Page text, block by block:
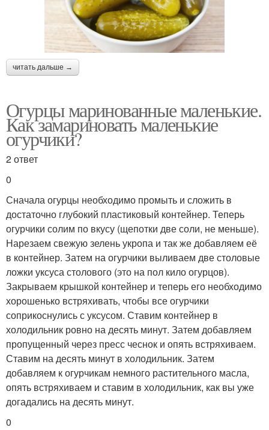
читать дальше →
Огурцы маринованные маленькие.
Как замариновать маленькие
огурчики?
2 ответ
0
Сначала огурцы необходимо промыть и сложить в
достаточно глубокий пластиковый контейнер. Теперь
огурчики солим по вкусу (щепотки две соли, не меньше).
Нарезаем свежую зелень укропа и так же добавляем её
в контейнер. Затем на огурчики выливаем две столовые
ложки уксуса столового (это на пол кило огурцов).
Закрываем крышкой контейнер и теперь его необходимо
хорошенько встряхивать, чтобы все огурчики
соприкоснулись с уксусом. Ставим контейнер в
холодильник ровно на десять минут. Затем добавляем
пропущенный через пресс чеснок и опять встряхиваем.
Ставим на десять минут в холодильник. Затем
добавляем к огурчикам немного растительного масла,
опять встряхиваем и ставим в холодильник, как вы уже
догадались на десять минут.
0